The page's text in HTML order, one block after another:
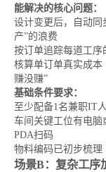
能解决的核心问题：
设计变更后，自动同
产”的浪费
按订单追踪每道工序
核算单订单真实成本
赚没赚”
基础条件要求：
至少配备1名兼职IT
车间关键工位有电脑
PDA扫码
物料编码已初步梳理
场景B：复杂工